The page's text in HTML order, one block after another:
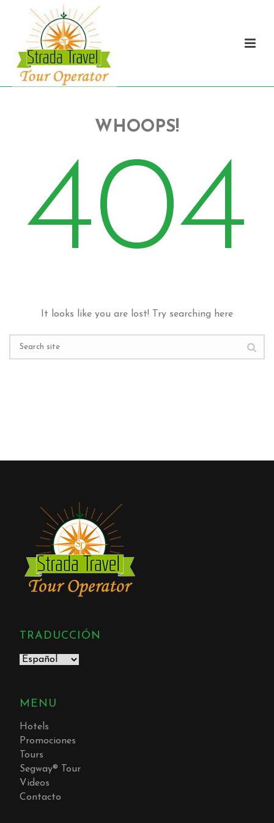
WHOOPS!
404
It looks like you are lost! Try searching here
TRADUCCIÓN
MENU
Hotels
Promociones
Tours
Segway® Tour
Videos
Contacto